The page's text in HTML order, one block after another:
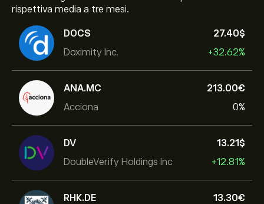
rispettiva media a tre mesi.
DOCS
Doximity Inc.
27.40‎$‎
+32.62%
ANA.MC
Acciona
213.00‎€‎
0%
DV
DoubleVerify Holdings Inc
13.21‎$‎
+12.81%
RHK.DE
13.30‎€‎